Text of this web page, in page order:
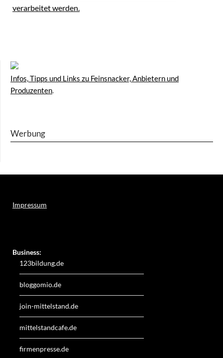
verarbeitet werden.
Infos, Tipps und Links zu Feinsnacker, Anbietern und
Produzenten.
Werbung
Impressum
Business:
123bildung.de
bloggomio.de
join-mittelstand.de
mittelstandcafe.de
firmenpresse.de